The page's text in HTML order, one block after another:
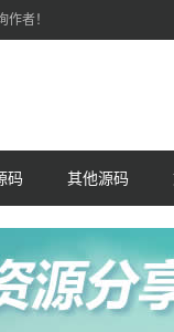
者！
码 其他源码